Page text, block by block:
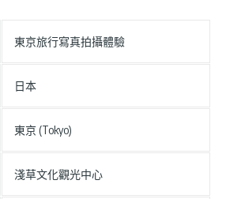
東京旅行寫真拍攝體驗
日本
東京 (Tokyo)
淺草文化觀光中心